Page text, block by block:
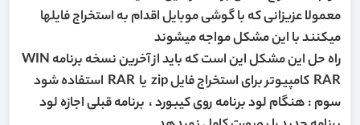
معمولا عزیزانی که با گوشی موبایل اقدام به استخراج فایلها
میکنند با این مشکل مواجه میشوند
راه حل این مشکل این است که باید از آخرین نسخه برنامه WIN
RAR کامپیوتر برای استخراج فایل zip یا RAR استفاده شود
سوم : هنگام لود برنامه روی کیبورد ، برنامه قبلی اجازه لود